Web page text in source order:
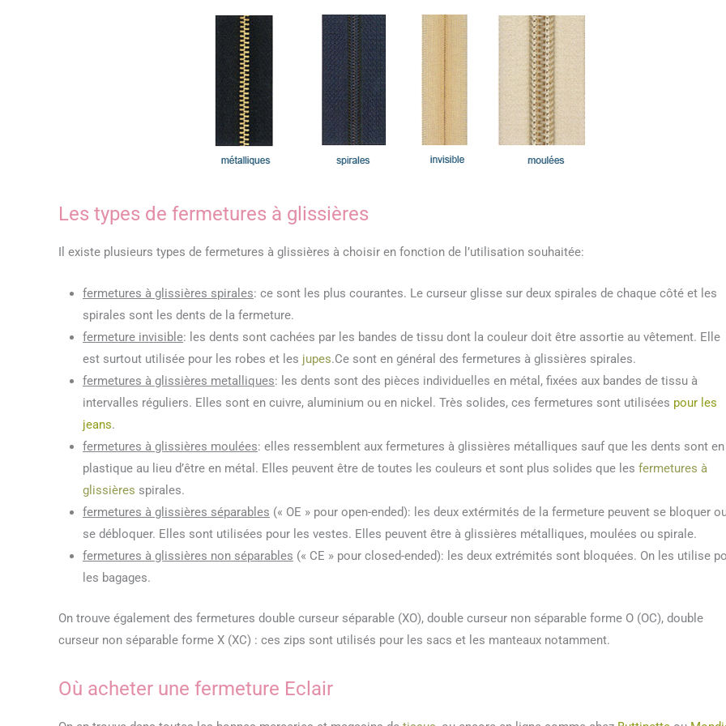
Les types de fermetures à glissières
Il existe plusieurs types de fermetures à glissières à choisir en fonction de l’utilisation souhaitée:
fermetures à glissières spirales: ce sont les plus courantes. Le curseur glisse sur deux spirales de chaque côté et les
spirales sont les dents de la fermeture.
fermeture invisible: les dents sont cachées par les bandes de tissu dont la couleur doit être assortie au vêtement. Elle
est surtout utilisée pour les robes et les jupes.Ce sont en général des fermetures à glissières spirales.
fermetures à glissières metalliques: les dents sont des pièces individuelles en métal, fixées aux bandes de tissu à
intervalles réguliers. Elles sont en cuivre, aluminium ou en nickel. Très solides, ces fermetures sont utilisées pour les
jeans.
fermetures à glissières moulées: elles ressemblent aux fermetures à glissières métalliques sauf que les dents sont en
plastique au lieu d’être en métal. Elles peuvent être de toutes les couleurs et sont plus solides que les fermetures à
glissières spirales.
fermetures à glissières séparables (« OE » pour open-ended): les deux extérmités de la fermeture peuvent se bloquer
se débloquer. Elles sont utilisées pour les vestes. Elles peuvent être à glissières métalliques, moulées ou spirale.
fermetures à glissières non séparables (« CE » pour closed-ended): les deux extrémités sont bloquées. On les utilise
les bagages.
On trouve également des fermetures double curseur séparable (XO), double curseur non séparable forme O (OC), double
curseur non séparable forme X (XC) : ces zips sont utilisés pour les sacs et les manteaux notamment.
Où acheter une fermeture Eclair